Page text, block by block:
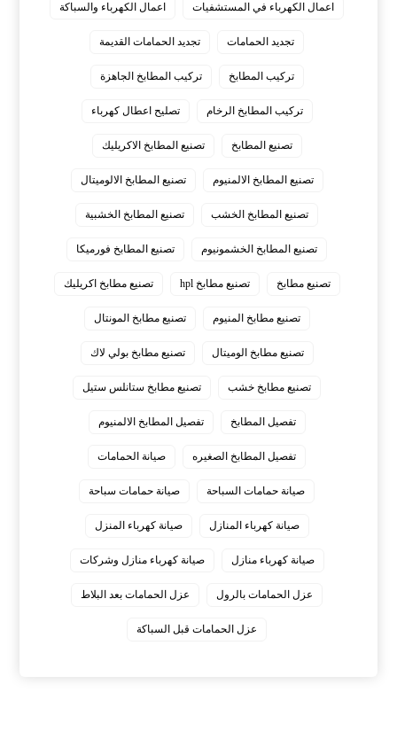
اعمال الكهرباء في المستشفيات اعمال الكهرباء والسباكة
تجديد الحمامات تجديد الحمامات القديمة
تركيب المطابخ تركيب المطابخ الجاهزة
تركيب المطابخ الرخام تصليح اعطال كهرباء
تصنيع المطابخ تصنيع المطابخ الاكريليك
تصنيع المطابخ الالمنيوم تصنيع المطابخ الالوميتال
تصنيع المطابخ الخشب تصنيع المطابخ الخشبية
تصنيع المطابخ الخشمونيوم تصنيع المطابخ فورميكا
تصنيع مطابخ تصنيع مطابخ hpl تصنيع مطابخ اكريليك
تصنيع مطابخ المنيوم تصنيع مطابخ المونتال
تصنيع مطابخ الوميتال تصنيع مطابخ بولي لاك
تصنيع مطابخ خشب تصنيع مطابخ ستانلس ستيل
تفصيل المطابخ تفصيل المطابخ الالمنيوم
تفصيل المطابخ الصغيره صيانة الحمامات
صيانة حمامات السباحة صيانة حمامات سباحة
صيانة كهرباء المنازل صيانة كهرباء المنزل
صيانة كهرباء منازل صيانة كهرباء منازل وشركات
عزل الحمامات بالرول عزل الحمامات بعد البلاط
عزل الحمامات قبل السباكة